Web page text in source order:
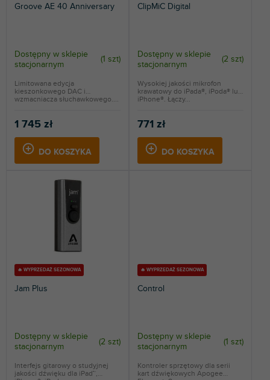
Groove AE 40 Anniversary
Dostępny w sklepie
stacjonarnym
(1 szt)
1 745 zł
DO KOSZYKA
Limitowana edycja
kieszonkowego DAC i
wzmacniacza słuchawkowego....
ClipMiC Digital
Dostępny w sklepie
stacjonarnym
(2 szt)
771 zł
DO KOSZYKA
Wysokiej jakości mikrofon
krawatowy do iPada®, iPoda® lub
iPhone®. Łączy...
🔥 WYPRZEDAŻ SEZONOWA
Jam Plus
Dostępny w sklepie
stacjonarnym
(2 szt)
Interfejs gitarowy o studyjnej
jakości dźwięku dla iPad™,
🔥 WYPRZEDAŻ SEZONOWA
Control
Dostępny w sklepie
stacjonarnym
(1 szt)
Kontroler sprzętowy dla serii
kart dźwiękowych Apogee